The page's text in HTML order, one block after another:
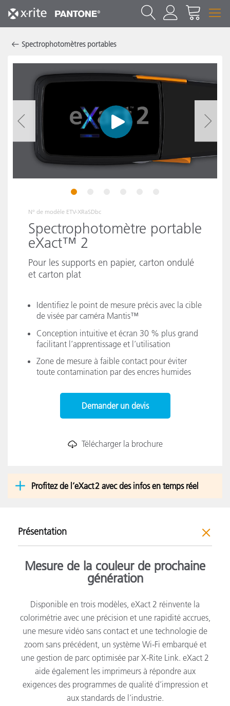
Spectrophotomètres portables
1
N° de modèle ETV-XRaSDbc
Spectrophotomètre portable
eXact™ 2
Pour les supports en papier, carton ondulé
et carton plat
Identifiez le point de mesure précis avec la cible
de visée par caméra Mantis™
Conception intuitive et écran 30 % plus grand
facilitant l’apprentissage et l’utilisation
Zone de mesure à faible contact pour éviter
toute contamination par des encres humides
Demander un devis
Télécharger la brochure
Profitez de l’eXact 2 avec des infos en temps réel
Présentation
Mesure de la couleur de prochaine
génération
Disponible en trois modèles, eXact 2 réinvente la
colorimétrie avec une précision et une rapidité accrues,
une mesure vidéo sans contact et une technologie de
zoom sans précédent, un système Wi-Fi embarqué et
une gestion de parc optimisée par X-Rite Link. eXact 2
aide également les imprimeurs à répondre aux
exigences des programmes de qualité d’impression et
aux standards de l’industrie.